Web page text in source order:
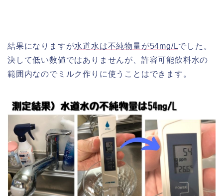
結果になりますが水道水は不純物量が54mg/Lでした。
決して低い数値ではありませんが、許容可能飲料水の
範囲内なのでミルク作りに使うことはできます。